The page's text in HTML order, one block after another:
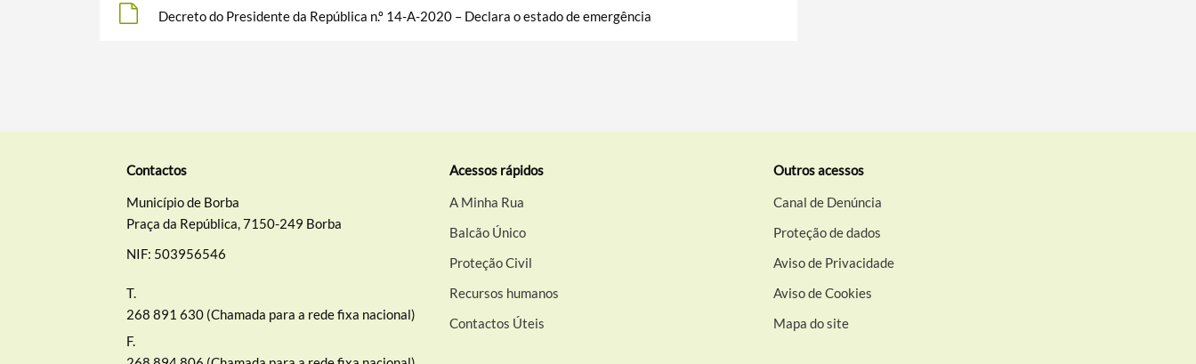
Decreto do Presidente da República n.º 14-A-2020 – Declara o estado de emergência
Contactos
Município de Borba
Praça da República, 7150-249 Borba
NIF: 503956546
T.
268 891 630 (Chamada para a rede fixa nacional)
F.
Acessos rápidos
A Minha Rua
Balcão Único
Proteção Civil
Recursos humanos
Contactos Úteis
Outros acessos
Canal de Denúncia
Proteção de dados
Aviso de Privacidade
Aviso de Cookies
Mapa do site